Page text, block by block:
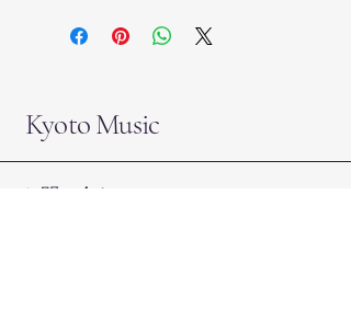
Kyoto Music
お問い合わせ：